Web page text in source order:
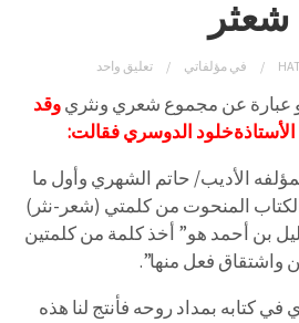
شعثر
فيمؤلفاتي تعليق واحد
عبارة عن مجموع شعري ونثريوقد
الأستاذةخلود الدوسري فقالت:
الأديب/ حاتم الشهري وأول ما
المنحوت من كلمتي (شعر-نثر)
بن أحمد هو” أخذ كلمة من كلمتين
واشتقاق فعل منها”.
كتابه بمداد روحه فأنتج لنا هذه